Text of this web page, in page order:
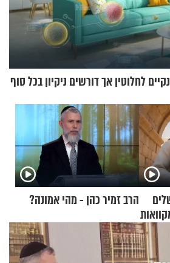
לחלוטין אך דורשים ניקיון בכל סוף
הרב זמיר כהן - מהי אמונה?